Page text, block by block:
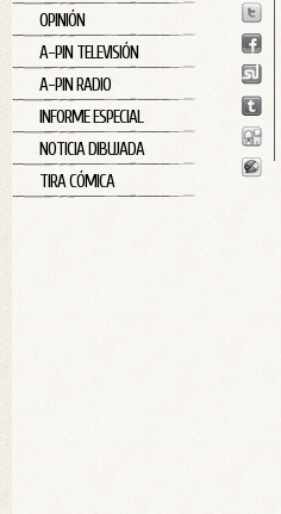
OPINIÓN
A-PIN TELEVISIÓN
A-PIN RADIO
INFORME ESPECIAL
NOTICIA DIBUJADA
TIRA CÓMICA